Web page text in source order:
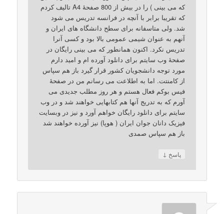
که می بینی ) را در بیش از 800 صفحۀ A4 تالیف کردم
که تقریبا برابر با آنچه در فرانسه تدریس می شود
شد. ولی متاسفانه برای سطح دانشگاه های ایران و
آنهم به عنوان شیمی عمومی بالا بود و کسی آنرا
تدریس نکرد. اکنون همانطور که می بینی رایگان در
صفحۀ وب سایتم برای دانلود آورده ام و امید دارم
مورد توجه دانشجویان کشور قرار گیرد باز هم سپاس
از کامنتت. اما به اطلاعت می رسانم من در صفحۀ
فیس بوکم فعال هستم و هر روز مطلب جدیدی می
آورم که به تدریج آنها هم کتابهایی خواهند شد و در وب
سایتم برای دانلود رایگان خواهم آورد و نیز در وبسایت
فیزیک دانان جوان ایران ( هوپا) نیز آورده خواهند شد
باز هم سپاس صمدی
پاسخ ↓